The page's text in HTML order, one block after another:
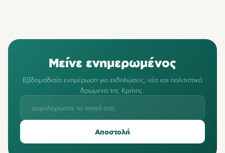
Μείνε ενημερωμένος
Εβδομαδιαία ενημέρωση για εκδηλώσεις, νέα και πολιτιστικά
δρώμενα της Κρήτης.
Αποστολή